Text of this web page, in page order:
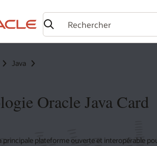
Java
Oracle Java Card
principale plateforme ouverte et interopérable